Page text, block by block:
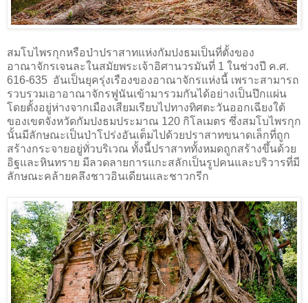
สมโบไพรกุกหรือป่าปราสาทแห่งกัมปงธมเป็นที่ตั้งของ
อาณาจักรเจนละในสมัยพระเจ้าอิศานวรมันที่ 1 ในช่วงปี ค.ศ.
616-635 อันเป็นยุครุ่งเรืองของอาณาจักรแห่งนี้ เพราะสามารถ
รวบรวมเอาอาณาจักรฟูนันเข้ามารวมกันได้อย่างเป็นปึกแผ่น
โดยตั้งอยู่ห่างจากเมืองเสียมเรียบไปทางทิศตะวันออกเฉียงใต้
ของเขตจังหวัดกัมปงธมประมาณ 120 กิโลเมตร ซึ่งสมโบไพรกุก
นั้นมีลักษณะเป็นป่าโปร่งอันเต็มไปด้วยปราสาทขนาดเล็กที่ถูก
สร้างกระจายอยู่ทั่วบริเวณ ทั้งนี้ปราสาททั้งหมดถูกสร้างขึ้นด้วย
อิฐและหินทราย มีลวดลายการแกะสลักเป็นรูปคนและบริวารที่มี
ลักษณะคล้ายคลึงชาวอินเดียนและชาวกรีก